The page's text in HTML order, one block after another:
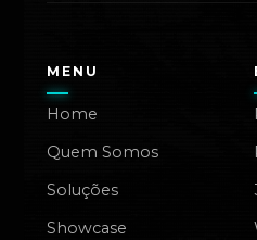
MENU
Home
Quem Somos
Soluções
Showcase